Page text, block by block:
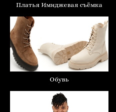
Платья Имиджевая съёмка
Обувь